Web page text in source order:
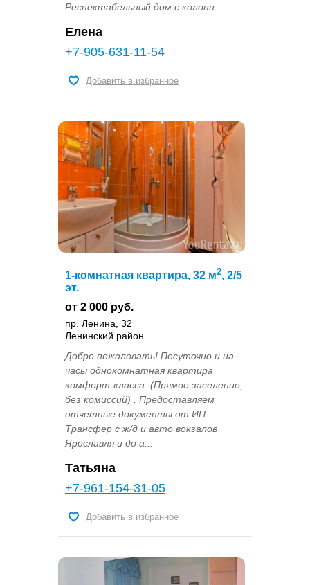
Респектабельный дом с колонн...
Елена
+7-905-631-11-54
Добавить в избранное
1-комнатная квартира, 32 м2, 2/5
эт.
от 2 000 руб.
пр. Ленина, 32
Ленинский район
Добро пожаловать! Посуточно и на
часы однокомнатная квартира
комфорт-класса. (Прямое заселение,
без комиссий) . Предоставляем
отчетные документы от ИП.
Трансфер с ж/д и авто вокзалов
Ярославля и до а...
Татьяна
+7-961-154-31-05
Добавить в избранное